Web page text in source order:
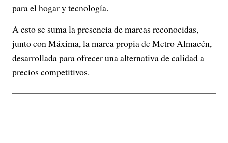
para el hogar y tecnología.
A esto se suma la presencia de marcas reconocidas,
junto con Máxima, la marca propia de Metro Almacén,
desarrollada para ofrecer una alternativa de calidad a
precios competitivos.